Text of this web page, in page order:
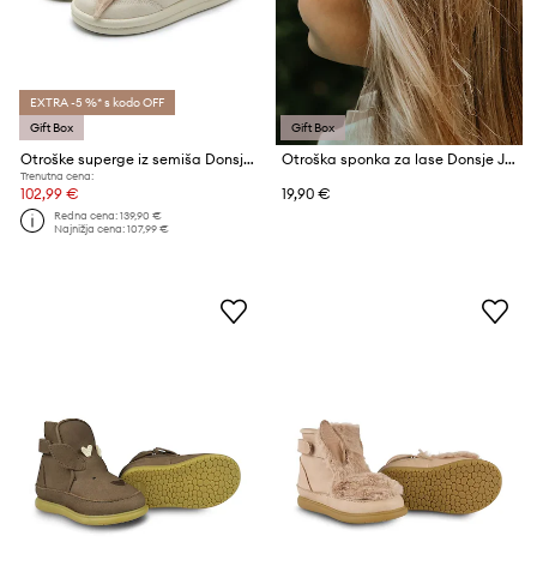
EXTRA -5 %* s kodo OFF
Gift Box
Otroške superge iz semiša Donsje Lexley Sneakers
Trenutna cena:
102,99 €
Redna cena:139,90 €
Najnižja cena:107,99 €
Gift Box
Otroška sponka za lase Donsje Josy Classic Hairclip Koala
19,90 €